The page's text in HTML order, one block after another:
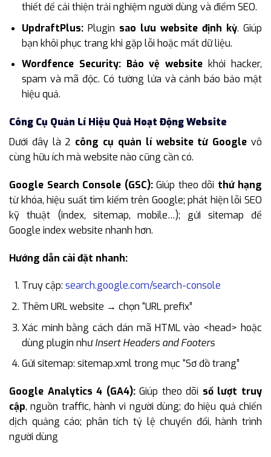
thiết để cải thiện trải nghiệm người dùng và điểm SEO.
UpdraftPlus: Plugin sao lưu website định kỳ. Giúp
bạn khôi phục trang khi gặp lỗi hoặc mất dữ liệu.
Wordfence Security: Bảo vệ website khỏi hacker,
spam và mã độc. Có tường lửa và cảnh báo bảo mật
hiệu quả.
Công Cụ Quản Lí Hiệu Quả Hoạt Động Website
Dưới đây là 2 công cụ quản lí website từ Google vô
cùng hữu ích mà website nào cũng cần có.
Google Search Console (GSC): Giúp theo dõi thứ hạng
từ khóa, hiệu suất tìm kiếm trên Google; phát hiện lỗi SEO
kỹ thuật (index, sitemap, mobile…); gửi sitemap để
Google index website nhanh hơn.
Hướng dẫn cài đặt nhanh:
Truy cập: search.google.com/search-console
Thêm URL website → chọn “URL prefix”
Xác minh bằng cách dán mã HTML vào <head> hoặc
dùng plugin nhưInsert Headers and Footers
Gửi sitemap: sitemap.xml trong mục “Sơ đồ trang”
Google Analytics 4 (GA4):Giúp theo dõi số lượt truy
cập, nguồn traffic, hành vi người dùng; đo hiệu quả chiến
dịch quảng cáo; phân tích tỷ lệ chuyển đổi, hành trình
người dùng